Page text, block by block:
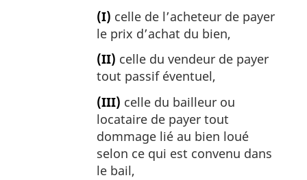
(I) celle de l’acheteur de payer
le prix d’achat du bien,
(II) celle du vendeur de payer
tout passif éventuel,
(III) celle du bailleur ou
locataire de payer tout
dommage lié au bien loué
selon ce qui est convenu dans
le bail,